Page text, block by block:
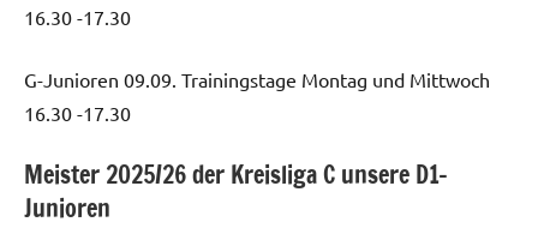
16.30 -17.30
G-Junioren 09.09. Trainingstage Montag und Mittwoch
16.30 -17.30
Startseite
Meister 2025/26 der Kreisliga C unsere D1-
Junioren